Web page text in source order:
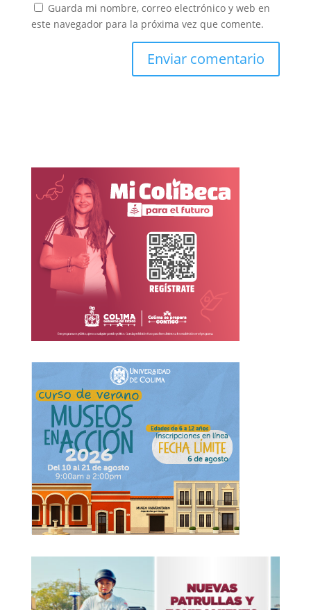
Guarda mi nombre, correo electrónico y web en
este navegador para la próxima vez que comente.